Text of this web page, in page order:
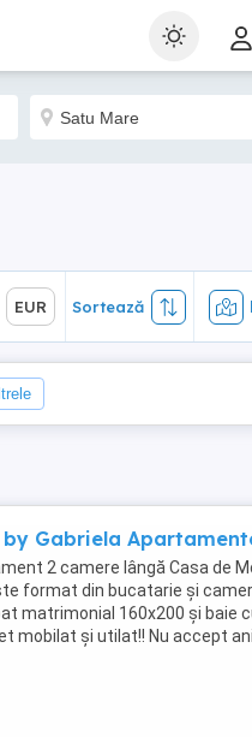
EUR Sortează
Gabriela
2 camere lângă Casa de
format din bucatarie și
matrimonial 160x200 și baie
mobilat și utilat!! Nu accept
...